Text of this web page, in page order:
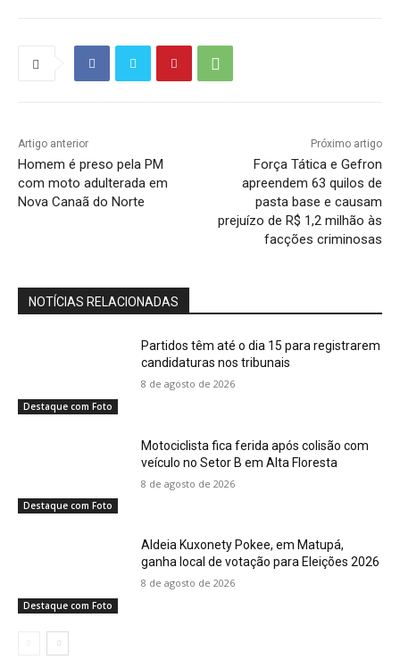
Artigo anterior
Homem é preso pela PM
com moto adulterada em
Nova Canaã do Norte
Próximo artigo
Força Tática e Gefron
apreendem 63 quilos de
pasta base e causam
prejuízo de R$ 1,2 milhão às
facções criminosas
NOTÍCIAS RELACIONADAS
Destaque com Foto
Partidos têm até o dia 15 para registrarem
candidaturas nos tribunais
8 de agosto de 2026
Destaque com Foto
Motociclista fica ferida após colisão com
veículo no Setor B em Alta Floresta
8 de agosto de 2026
Destaque com Foto
Aldeia Kuxonety Pokee, em Matupá,
ganha local de votação para Eleições 2026
8 de agosto de 2026